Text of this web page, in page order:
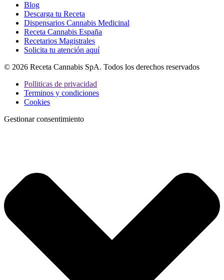
Blog
Descarga tu Receta
Dispensarios Cannabis Medicinal
Receta Cannabis España
Recetarios Magistrales
Solicita tu atención aquí
© 2026 Receta Cannabis SpA. Todos los derechos reservados
Polliticas de privacidad
Terminos y condiciones
Cookies
Gestionar consentimiento